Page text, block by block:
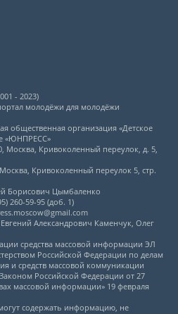
- 2023)
молодёжи для молодёжи
общественная организация «Детское
«ЮНПРЕСС»
Москва, Кривоколенный переулок, д. 5,
Кривоколенный переулок 5, стр.
Борисович Цымбаленко
260-59-95 (доб. 1)
Александрович Каменчук, Олег
средства массовой информации ЭЛ
Российской Федерации по делам
и средств массовой коммуникации
Российской Федерации от 27
массовой информации» 19 февраля
содержать информацию, не